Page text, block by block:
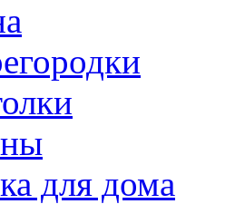
для дома